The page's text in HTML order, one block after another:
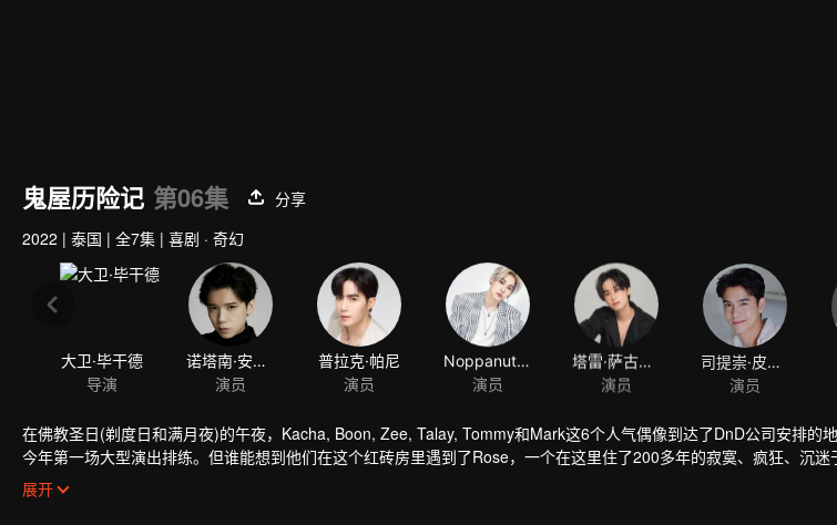
鬼屋历险记 第06集
分享
2022 | 泰国 | 全7集 | 喜剧 · 奇幻
大卫·毕干德
导演
诺塔南·安楚里帕迪
演员
普拉克·帕尼
演员
Noppanut Guntachai
演员
塔雷·萨古安迪坤
演员
演员
在佛教圣日(剃度日和满月夜)的午夜，Kacha, Boon, Zee, Talay, Tommy和Mark这6个人气偶像到达了DnD公司安排的
今年第一场大型演出排练。但谁能想到他们在这个红砖房里遇到了Rose，一个在这里住了200多年的寂寞、疯狂、沉
像的幽灵，并陷入了一系列混乱呢？超乎想象的意外情况诡异扭曲，令人捧腹，这个红砖房里的神秘事件让着6个青年
发生在他们身上的事情到底是真的幽灵作祟，还是只是他们的幻想……
展开